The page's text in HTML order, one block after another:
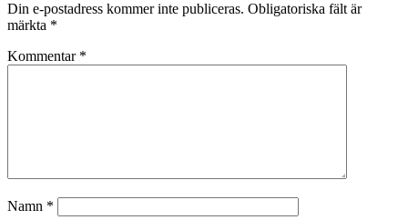
Din e-postadress kommer inte publiceras. Obligatoriska fält är
märkta *
Kommentar *
Namn *